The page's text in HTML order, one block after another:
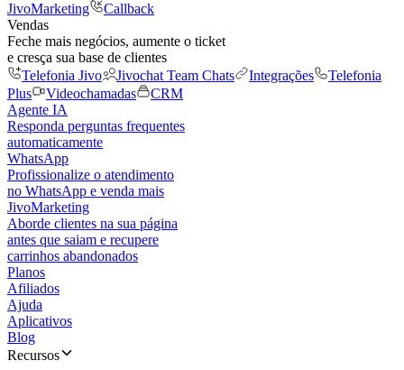
JivoMarketing
Callback
Vendas
Feche mais negócios, aumente o ticket
e cresça sua base de clientes
Telefonia Jivo
Jivochat Team Chats Integrações
Telefonia
Plus
Videochamadas
CRM
Agente IA
Responda perguntas frequentes
automaticamente
WhatsApp
Profissionalize o atendimento
no WhatsApp e venda mais
JivoMarketing
Aborde clientes na sua página
antes que saiam e recupere
carrinhos abandonados
Planos
Afiliados
Ajuda
Aplicativos
Blog
Recursos